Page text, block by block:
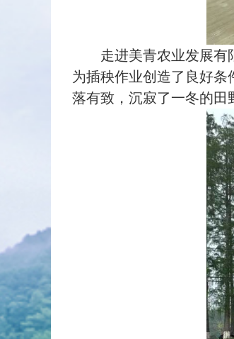
走进美青农业发展有限
为插秧作业创造了良好
落有致，沉寂了一冬的田